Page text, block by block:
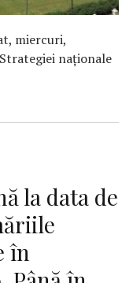
miercuri,
naţionale
la data de
în